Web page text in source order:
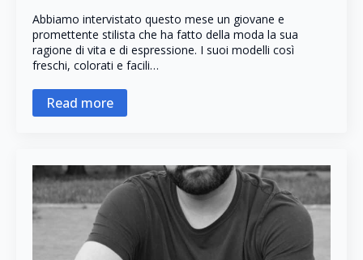
Abbiamo intervistato questo mese un giovane e
promettente stilista che ha fatto della moda la sua
ragione di vita e di espressione. I suoi modelli così
freschi, colorati e facili…
Read more